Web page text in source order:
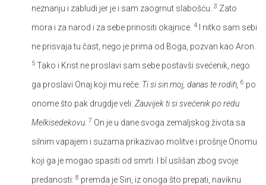
neznanju i zabludi jer je i sam zaogrnut slabošću. 3 Zato
mora i za narod i za sebe prinositi okajnice. 4
I nitko sam sebi
ne prisvaja tu čast, nego je prima od Boga, pozvan kao Aron.
5 Tako i Krist ne proslavi sam sebe postavši svećenik, nego
ga proslavi Onaj koji mu reče: Ti si sin moj, danas te rodih, 6 po
onome što pak drugdje veli: Zauvijek ti si svećenik po redu
Melkisedekovu. 7 On je u dane svoga zemaljskog života sa
silnim vapajem i suzama prikazivao molitve i prošnje Onomu
koji ga je mogao spasiti od smrti. I bî uslišan zbog svoje
predanosti: 8 premda je Sin, iz onoga što prepati, naviknu